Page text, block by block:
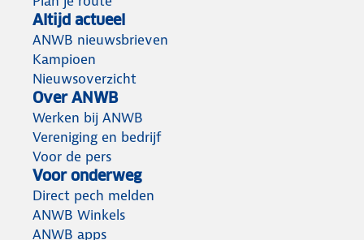
Altijd actueel
ANWB nieuwsbrieven
Kampioen
Nieuwsoverzicht
Over ANWB
Werken bij ANWB
Vereniging en bedrijf
Voor de pers
Voor onderweg
Direct pech melden
ANWB Winkels
ANWB apps